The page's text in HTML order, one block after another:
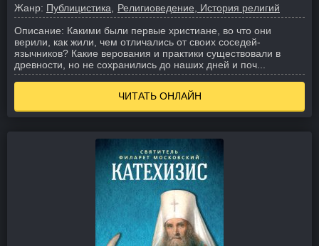
Жанр: Публицистика
Религиоведение, История религий
Описание: Какими были первые христиане, во что они
верили, как жили, чем отличались от своих соседей-
язычников? Какие верования и практики существовали в
древности, но не сохранились до наших дней и поч...
ЧИТАТЬ ОНЛАЙН